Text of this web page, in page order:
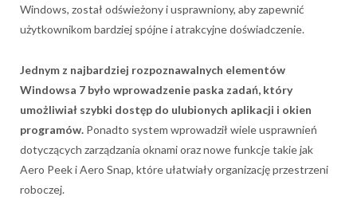
Windows, został odświeżony i usprawniony, aby zapewnić
użytkownikom bardziej spójne i atrakcyjne doświadczenie.
Jednym z najbardziej rozpoznawalnych elementów
Windowsa 7 było wprowadzenie paska zadań, który
umożliwiał szybki dostęp do ulubionych aplikacji i okien
programów. Ponadto system wprowadził wiele usprawnień
dotyczących zarządzania oknami oraz nowe funkcje takie jak
Aero Peek i Aero Snap, które ułatwiały organizację przestrzeni
roboczej.